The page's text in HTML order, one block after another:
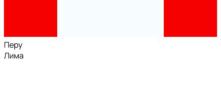
Перу
Лима